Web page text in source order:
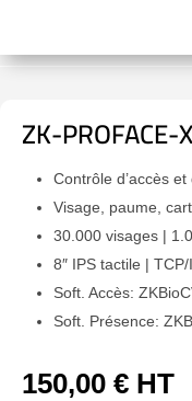
ZK-PROFACE-
Contrôle d’accès
Visage, paume,
30.000 visages |
8″ IPS tactile |
Soft. Accès:
Soft. Présence:
150,00 € HT